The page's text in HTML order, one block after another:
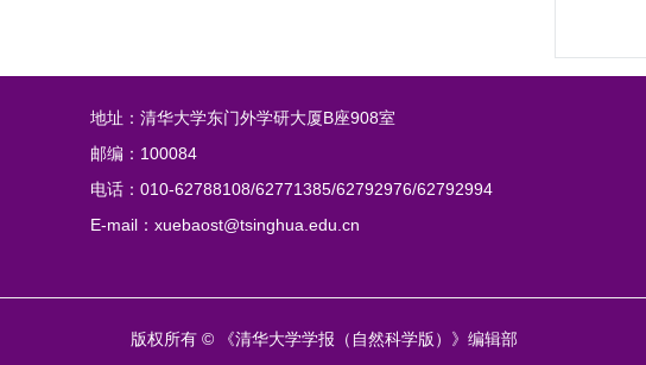
地址：清华大学东门外学研大厦B座908室
邮编：100084
电话：010-62788108/62771385/62792976/62792994
E-mail：xuebaost@tsinghua.edu.cn
版权所有 © 《清华大学学报（自然科学版）》编辑部